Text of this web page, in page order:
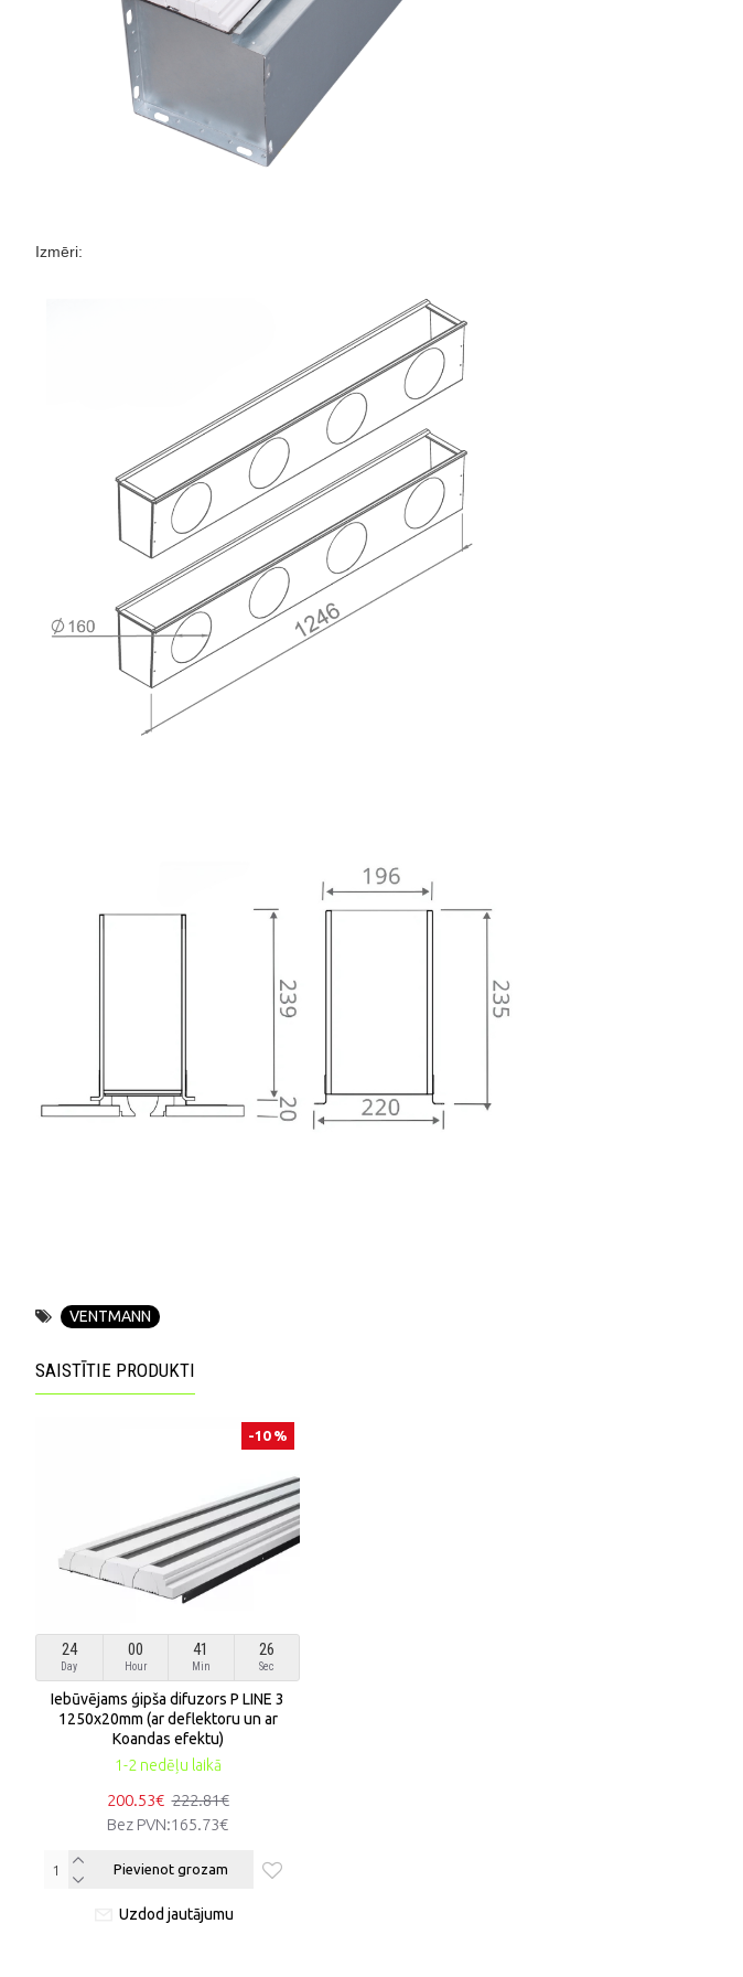
Izmēri:
VENTMANN
SAISTĪTIE PRODUKTI
-10 %
24
Day
00
Hour
41
Min
25
Sec
1-2 nedēļu laikā
Iebūvējams ģipša difuzors P LINE 3
1250x20mm (ar deflektoru un ar
Koandas efektu)
200.53€ 222.81€
Bez PVN:165.73€
Pievienot grozam
Uzdod jautājumu